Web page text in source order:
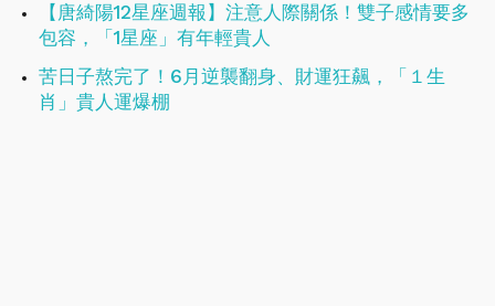
【唐綺陽12星座週報】注意人際關係！雙子感情要多
包容，「1星座」有年輕貴人
苦日子熬完了！6月逆襲翻身、財運狂飆，「１生
肖」貴人運爆棚